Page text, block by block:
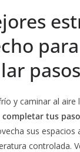
para
pasos
y caminar al aire
completar tus
sus espacios
controlada.